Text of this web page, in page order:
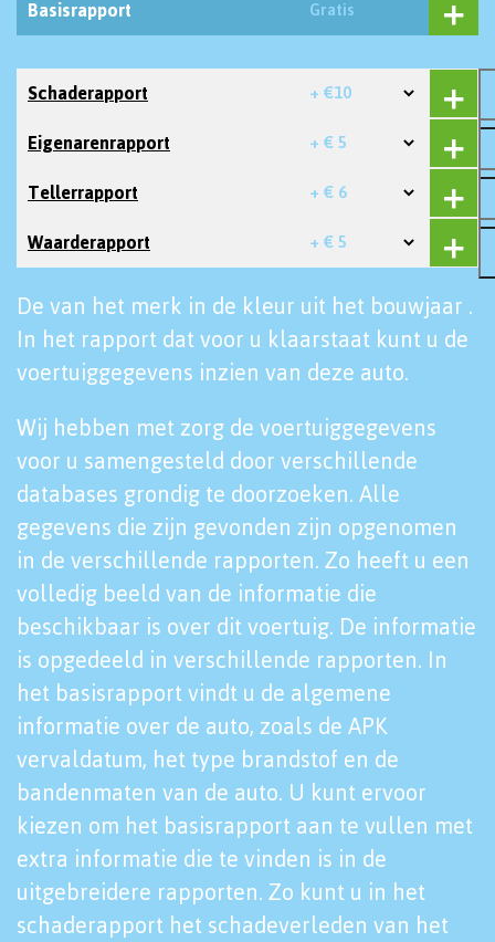
Basisrapport Gratis
Schaderapport + €10
Eigenarenrapport + € 5
Tellerrapport + € 6
Waarderapport + € 5
De van het merk in de kleur uit het bouwjaar .
In het rapport dat voor u klaarstaat kunt u de
voertuiggegevens inzien van deze auto.
Wij hebben met zorg de voertuiggegevens
voor u samengesteld door verschillende
databases grondig te doorzoeken. Alle
gegevens die zijn gevonden zijn opgenomen
in de verschillende rapporten. Zo heeft u een
volledig beeld van de informatie die
beschikbaar is over dit voertuig. De informatie
is opgedeeld in verschillende rapporten. In
het basisrapport vindt u de algemene
informatie over de auto, zoals de APK
vervaldatum, het type brandstof en de
bandenmaten van de auto. U kunt ervoor
kiezen om het basisrapport aan te vullen met
extra informatie die te vinden is in de
uitgebreidere rapporten. Zo kunt u in het
schaderapport het schadeverleden van het